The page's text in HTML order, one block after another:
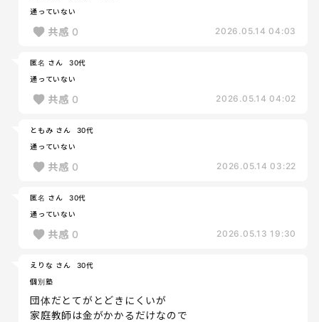
通っていない
共感 0 2026.05.14 04:03
匿名 さん
30代
通っていない
共感 0 2026.05.14 04:02
ともみ さん
30代
通っていない
共感 0 2026.05.14 03:22
匿名 さん
30代
通っていない
共感 0 2026.05.13 19:30
えりな さん
30代
個別塾
団体だとてがとどきにくいが
家庭教師は金がかかるだけなので